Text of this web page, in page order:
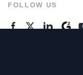
FOLLOW US